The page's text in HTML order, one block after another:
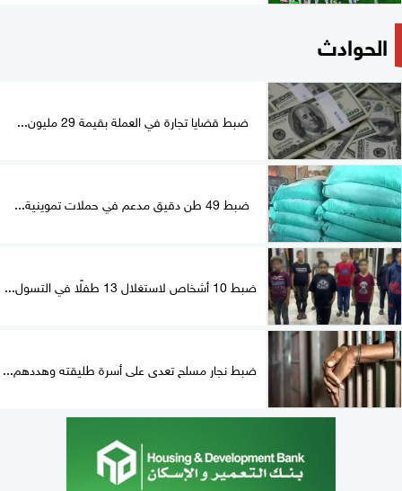
الحوادث
ضبط قضايا تجارة في العملة بقيمة 29 مليون...
ضبط 49 طن دقيق مدعم في حملات تموينية...
ضبط 10 أشخاص لاستغلال 13 طفلًا في التسول...
ضبط نجار مسلح تعدى على أسرة طليقته وهددهم...